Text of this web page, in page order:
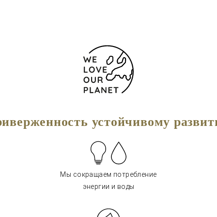
устойчивому
Мы сокращаем потребление
энергии и воды